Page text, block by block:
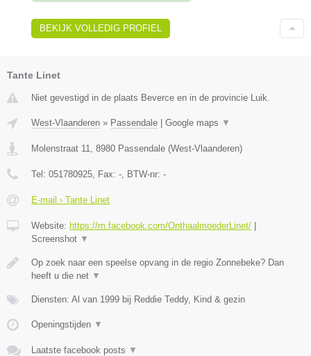
BEKIJK VOLLEDIG PROFIEL
Tante Linet
Niet gevestigd in de plaats Beverce en in de provincie Luik.
West-Vlaanderen » Passendale | Google maps ▼
Molenstraat 11 8980 Passendale (West-Vlaanderen)
Tel: 051780925 , Fax: - , BTW-nr: -
E-mail › Tante Linet
Website: https://m.facebook.com/OnthaalmoederLinet/ |
Screenshot ▼
Op zoek naar een speelse opvang in de regio Zonnebeke? Dan
heeft u die net ▼
Diensten: Al van 1999 bij Reddie Teddy, Kind & gezin
Openingstijden ▼
Laatste facebook posts ▼